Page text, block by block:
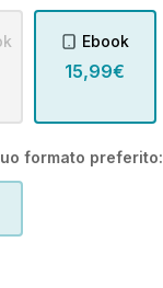
Ebook
15,99€
formato preferito: